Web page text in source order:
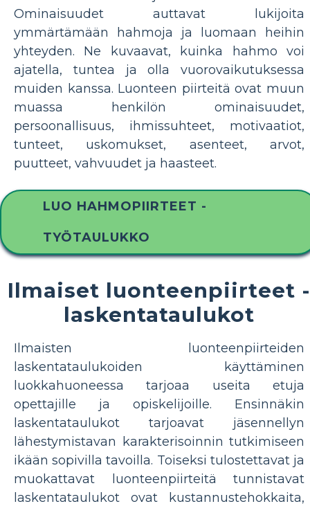
Ominaisuudet auttavat lukijoita
ymmärtämään hahmoja ja luomaan heihin
yhteyden. Ne kuvaavat, kuinka hahmo voi
ajatella, tuntea ja olla vuorovaikutuksessa
muiden kanssa. Luonteen piirteitä ovat muun
muassa henkilön ominaisuudet,
persoonallisuus, ihmissuhteet, motivaatiot,
tunteet, uskomukset, asenteet, arvot,
puutteet, vahvuudet ja haasteet.
LUO HAHMOPIIRTEET -
TYÖTAULUKKO
Ilmaiset luonteenpiirteet -
laskentataulukot
Ilmaisten luonteenpiirteiden
laskentataulukoiden käyttäminen
luokkahuoneessa tarjoaa useita etuja
opettajille ja opiskelijoille. Ensinnäkin
laskentataulukot tarjoavat jäsennellyn
lähestymistavan karakterisoinnin tutkimiseen
ikään sopivilla tavoilla. Toiseksi tulostettavat ja
muokattavat luonteenpiirteitä tunnistavat
laskentataulukot ovat kustannustehokkaita,